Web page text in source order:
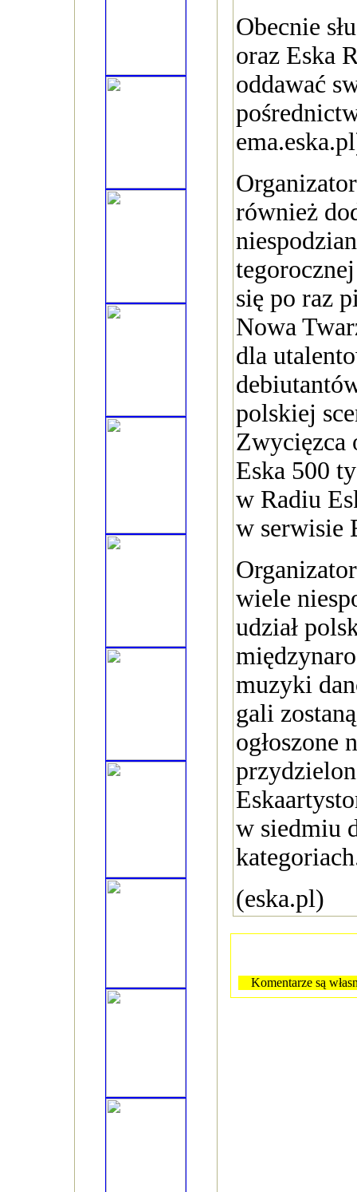
Obecnie
oraz Eska
oddawać
również
się po raz
Nowa
dla
polskiej
Zwycięzca
Eska 500
w Radiu
w serwisie
wiele
udział
muzyki
gali
ogłoszone
w siedmiu
(eska.pl)
Komentarze są